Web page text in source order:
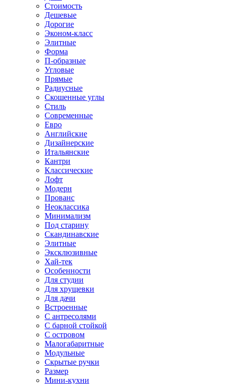
Стоимость
Дешевые
Дорогие
Эконом-класс
Элитные
Форма
П-образные
Угловые
Прямые
Радиусные
Скошенные углы
Стиль
Современные
Евро
Английские
Дизайнерские
Итальянские
Кантри
Классические
Лофт
Модерн
Прованс
Неоклассика
Минимализм
Под старину
Скандинавские
Элитные
Эксклюзивные
Хай-тек
Особенности
Для студии
Для хрущевки
Для дачи
Встроенные
С антресолями
С барной стойкой
С островом
Малогабаритные
Модульные
Скрытые ручки
Размер
Мини-кухни